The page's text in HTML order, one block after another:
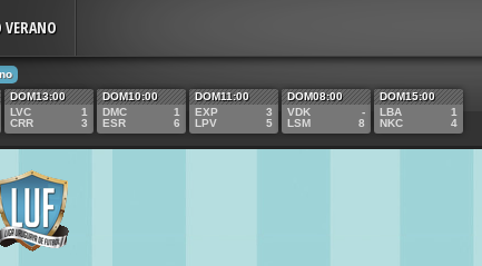
VERANO
DOM13:00
LVC
CRR
1
3
DOM10:00
DMC
ESR
1
6
DOM11:00
EXP
LPV
3
5
DOM08:00
VDK
LSM
-
8
DOM15:00
LBA
NKC
1
4